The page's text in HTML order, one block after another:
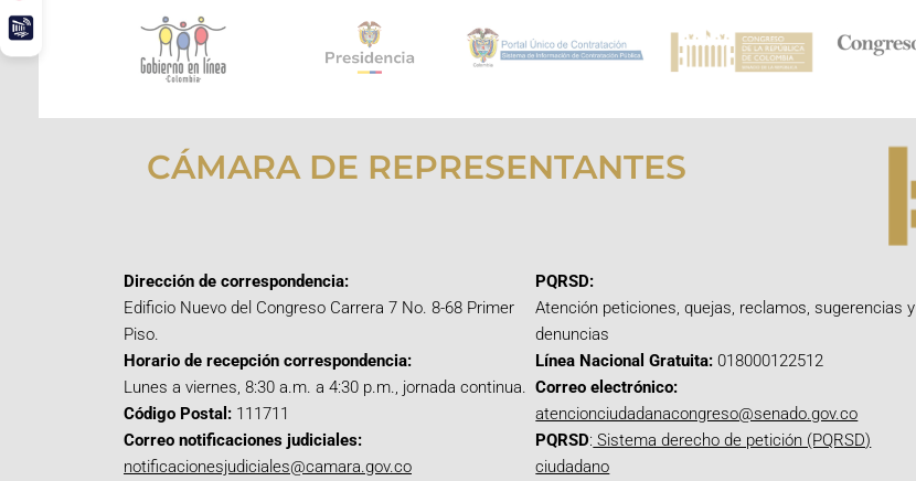
CÁMARA DE REPRESENTANTES
Dirección de correspondencia:
Edificio Nuevo del Congreso Carrera 7 No. 8-68 Primer
Piso.
Horario de recepción correspondencia:
Lunes a viernes, 8:30 a.m. a 4:30 p.m., jornada continua.
Código Postal: 111711
Correo notificaciones judiciales:
notificacionesjudiciales@camara.gov.co
PQRSD:
Atención peticiones, quejas, reclamos, sugerencias y
denuncias
Línea Nacional Gratuita: 018000122512
Correo electrónico:
atencionciudadanacongreso@senado.gov.co
PQRSD: Sistema derecho de petición (PQRSD)
ciudadano